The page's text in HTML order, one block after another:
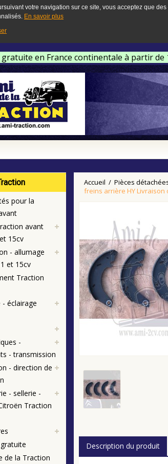
votre navigation sur ce site, vous acceptez que
En savoir plus
en France continentale à partir
Accueil / Pièces
freins arrière HY
Description du produit
pour la
avant
15cv
- allumage
et 15cv
Traction
- éclairage
-
- transmission
- direction de
- sellerie -
Traction
de la Traction